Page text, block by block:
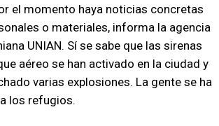
el momento haya noticias concretas
o materiales, informa la agencia
UNIAN. Sí se sabe que las sirenas
aéreo se han activado en la ciudad y
varias explosiones. La gente se ha
los refugios.